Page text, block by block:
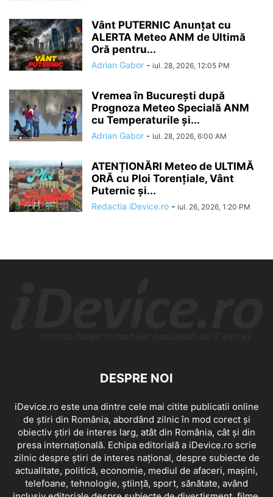
Vânt PUTERNIC Anunțat cu
ALERTA Meteo ANM de Ultimă
Oră pentru...
Adrian Gabor - iul. 28, 2026, 12:05 PM
Vremea în București după
Prognoza Meteo Specială ANM
cu Temperaturile și...
Adrian Gabor - iul. 28, 2026, 6:00 AM
ATENȚIONĂRI Meteo de ULTIMĂ
ORĂ cu Ploi Torențiale, Vânt
Puternic și...
Redactia iDevice.ro - iul. 26, 2026, 1:20 PM
DESPRE NOI
iDevice.ro este una dintre cele mai citite publicatii online
de știri din România, abordând zilnic în mod corect și
obiectiv știri de interes larg, atât din România, cât și din
presa internațională. Echipa editorială a iDevice.ro scrie
zilnic despre știri de interes național, despre subiecte de
actualitate, politică, economie, mediul de afaceri, mașini,
telefoane, tehnologie, știință, sport, sănătate, având